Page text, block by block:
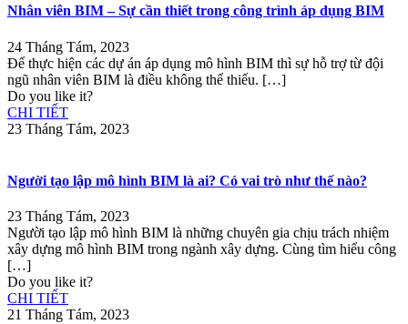
Nhân viên BIM – Sự cần thiết trong công trình áp dụng BIM
24 Tháng Tám, 2023
Để thực hiện các dự án áp dụng mô hình BIM thì sự hỗ trợ từ đội
ngũ nhân viên BIM là điều không thể thiếu. […]
Do you like it?
CHI TIẾT
23 Tháng Tám, 2023
Người tạo lập mô hình BIM là ai? Có vai trò như thế nào?
23 Tháng Tám, 2023
Người tạo lập mô hình BIM là những chuyên gia chịu trách nhiệm
xây dựng mô hình BIM trong ngành xây dựng. Cùng tìm hiểu công
[…]
Do you like it?
CHI TIẾT
21 Tháng Tám, 2023